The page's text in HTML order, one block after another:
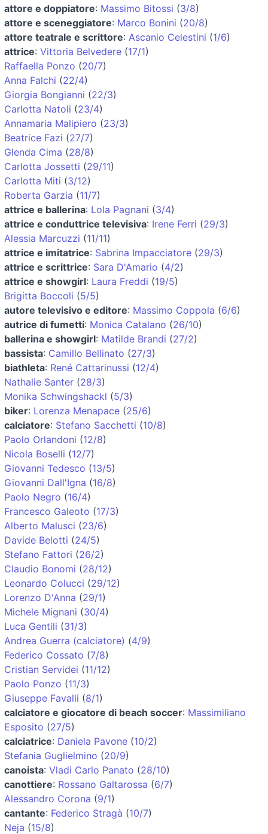
attore e doppiatore: Massimo Bitossi (3/8)
attore e sceneggiatore: Marco Bonini (20/8)
attore teatrale e scrittore: Ascanio Celestini (1/6)
attrice: Vittoria Belvedere (17/1)
Raffaella Ponzo (20/7)
Anna Falchi (22/4)
Giorgia Bongianni (22/3)
Carlotta Natoli (23/4)
Annamaria Malipiero (23/3)
Beatrice Fazi (27/7)
Glenda Cima (28/8)
Carlotta Jossetti (29/11)
Carlotta Miti (3/12)
Roberta Garzia (11/7)
attrice e ballerina: Lola Pagnani (3/4)
attrice e conduttrice televisiva: Irene Ferri (29/3)
Alessia Marcuzzi (11/11)
attrice e imitatrice: Sabrina Impacciatore (29/3)
attrice e scrittrice: Sara D'Amario (4/2)
attrice e showgirl: Laura Freddi (19/5)
Brigitta Boccoli (5/5)
autore televisivo e editore: Massimo Coppola (6/6)
autrice di fumetti: Monica Catalano (26/10)
ballerina e showgirl: Matilde Brandi (27/2)
bassista: Camillo Bellinato (27/3)
biathleta: René Cattarinussi (12/4)
Nathalie Santer (28/3)
Monika Schwingshackl (5/3)
biker: Lorenza Menapace (25/6)
calciatore: Stefano Sacchetti (10/8)
Paolo Orlandoni (12/8)
Nicola Boselli (12/7)
Giovanni Tedesco (13/5)
Giovanni Dall'Igna (16/8)
Paolo Negro (16/4)
Francesco Galeoto (17/3)
Alberto Malusci (23/6)
Davide Belotti (24/5)
Stefano Fattori (26/2)
Claudio Bonomi (28/12)
Leonardo Colucci (29/12)
Lorenzo D'Anna (29/1)
Michele Mignani (30/4)
Luca Gentili (31/3)
Andrea Guerra (calciatore) (4/9)
Federico Cossato (7/8)
Cristian Servidei (11/12)
Paolo Ponzo (11/3)
Giuseppe Favalli (8/1)
calciatore e giocatore di beach soccer: Massimiliano
Esposito (27/5)
calciatrice: Daniela Pavone (10/2)
Stefania Guglielmino (20/9)
canoista: Vladi Carlo Panato (28/10)
canottiere: Rossano Galtarossa (6/7)
Alessandro Corona (9/1)
cantante: Federico Stragà (10/7)
Neja (15/8)